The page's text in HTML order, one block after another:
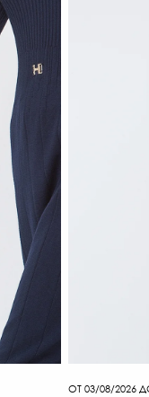
ОТ 03/08/2026